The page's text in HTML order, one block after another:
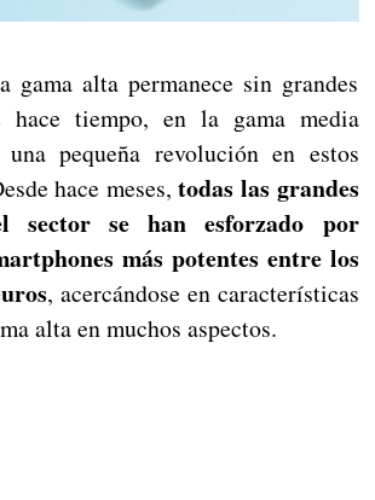
gama alta permanece sin grandes
hace tiempo, en la gama media
pequeña revolución en estos
hace meses,todas las grandes
sector se han esforzado por
más potentes entre los
, acercándose en características
alta en muchos aspectos.